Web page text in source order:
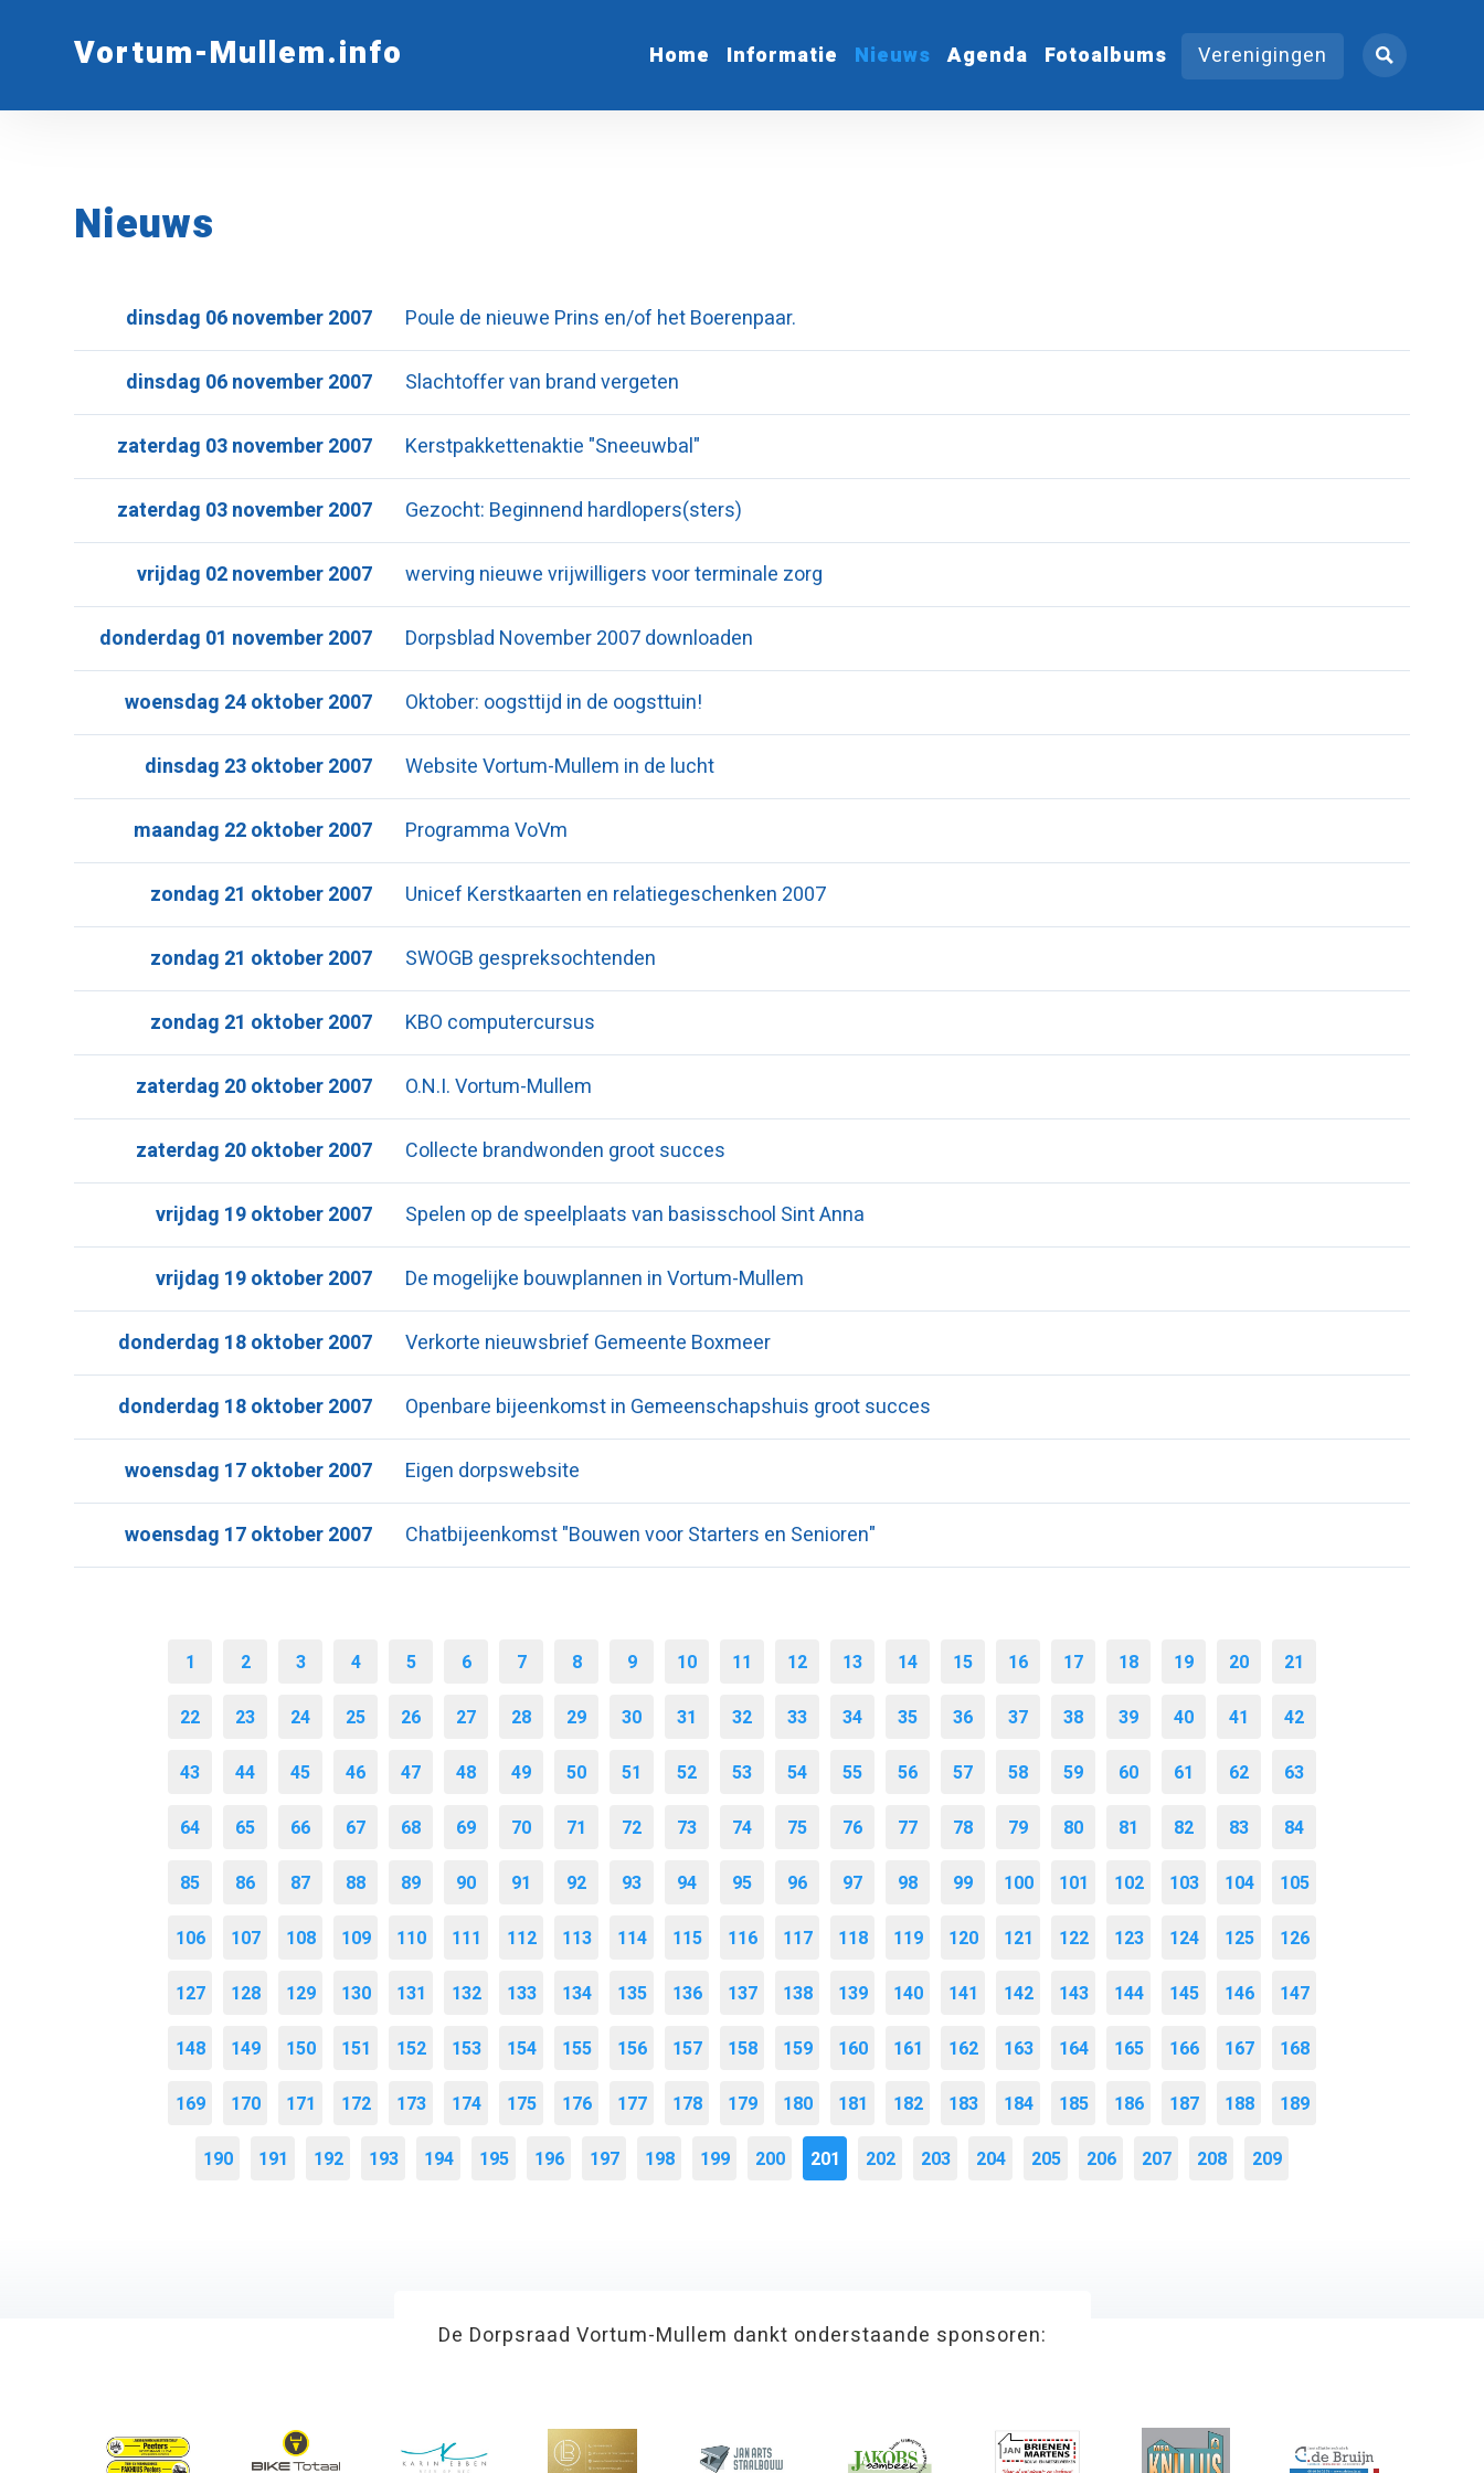
Vortum-Mullem.info Home Informatie Nieuws Agenda Fotoalbums Verenigingen
Nieuws
Poule de nieuwe Prins en/of het Boerenpaar.
dinsdag 06 november 2007
Slachtoffer van brand vergeten
dinsdag 06 november 2007
Kerstpakkettenaktie "Sneeuwbal"
zaterdag 03 november 2007
Gezocht: Beginnend hardlopers(sters)
zaterdag 03 november 2007
werving nieuwe vrijwilligers voor terminale zorg
vrijdag 02 november 2007
Dorpsblad November 2007 downloaden
donderdag 01 november 2007
Oktober: oogsttijd in de oogsttuin!
woensdag 24 oktober 2007
Website Vortum-Mullem in de lucht
dinsdag 23 oktober 2007
Programma VoVm
maandag 22 oktober 2007
Unicef Kerstkaarten en relatiegeschenken 2007
zondag 21 oktober 2007
SWOGB gespreksochtenden
zondag 21 oktober 2007
KBO computercursus
zondag 21 oktober 2007
O.N.I. Vortum-Mullem
zaterdag 20 oktober 2007
Collecte brandwonden groot succes
zaterdag 20 oktober 2007
Spelen op de speelplaats van basisschool Sint Anna
vrijdag 19 oktober 2007
De mogelijke bouwplannen in Vortum-Mullem
vrijdag 19 oktober 2007
Verkorte nieuwsbrief Gemeente Boxmeer
donderdag 18 oktober 2007
Openbare bijeenkomst in Gemeenschapshuis groot succes
donderdag 18 oktober 2007
Eigen dorpswebsite
woensdag 17 oktober 2007
Chatbijeenkomst "Bouwen voor Starters en Senioren"
woensdag 17 oktober 2007
1 2 3 4 5 6 7 8 9 10 11 12 13 14 15 16 17 18 19 20 21
22 23 24 25 26 27 28 29 30 31 32 33 34 35 36 37 38 39 40 41 42
43 44 45 46 47 48 49 50 51 52 53 54 55 56 57 58 59 60 61 62 63
64 65 66 67 68 69 70 71 72 73 74 75 76 77 78 79 80 81 82 83 84
85 86 87 88 89 90 91 92 93 94 95 96 97 98 99 100 101 102 103 104 105
106 107 108 109 110 111 112 113 114 115 116 117 118 119 120 121 122 123 124 125 126
127 128 129 130 131 132 133 134 135 136 137 138 139 140 141 142 143 144 145 146 147
148 149 150 151 152 153 154 155 156 157 158 159 160 161 162 163 164 165 166 167 168
169 170 171 172 173 174 175 176 177 178 179 180 181 182 183 184 185 186 187 188 189
190 191 192 193 194 195 196 197 198 199 200 201 202 203 204 205 206 207 208 209
De Dorpsraad Vortum-Mullem dankt onderstaande sponsoren: